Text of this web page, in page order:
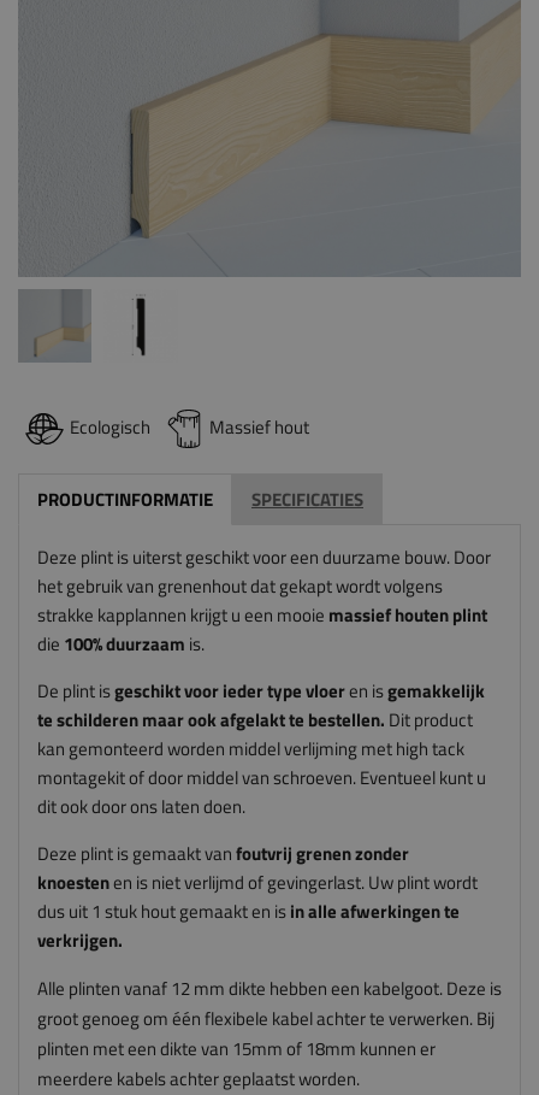
Ecologisch Massief hout
PRODUCTINFORMATIE SPECIFICATIES
Deze plint is uiterst geschikt voor een duurzame bouw. Door
het gebruik van grenenhout dat gekapt wordt volgens
strakke kapplannen krijgt u een mooie massief houten plint
die 100% duurzaam is.
De plint isgeschikt voor ieder type vloeren isgemakkelijk
te schilderen maar ook afgelakt te bestellen. Dit product
kan gemonteerd worden middel verlijming met high tack
montagekit of door middel van schroeven. Eventueel kunt u
dit ook door ons laten doen.
Deze plint is gemaakt vanfoutvrij grenen zonder
knoestenen is niet verlijmd of gevingerlast. Uw plint wordt
dus uit 1 stuk hout gemaakt en isin alle afwerkingen te
verkrijgen.
Alle plinten vanaf 12 mm dikte hebben een kabelgoot. Deze is
groot genoeg om één flexibele kabel achter te verwerken. Bij
plinten met een dikte van 15mm of 18mm kunnen er
meerdere kabels achter geplaatst worden.